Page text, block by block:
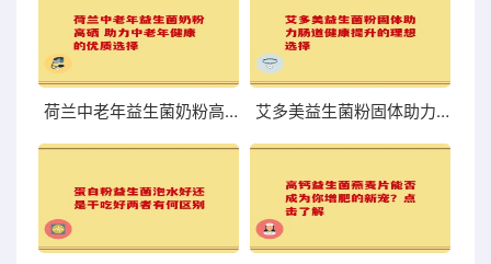
荷兰中老年益生菌奶粉高硒 助力中老年健康的优质选择 艾多美益生菌粉固体助力肠道健康提升的理想选择